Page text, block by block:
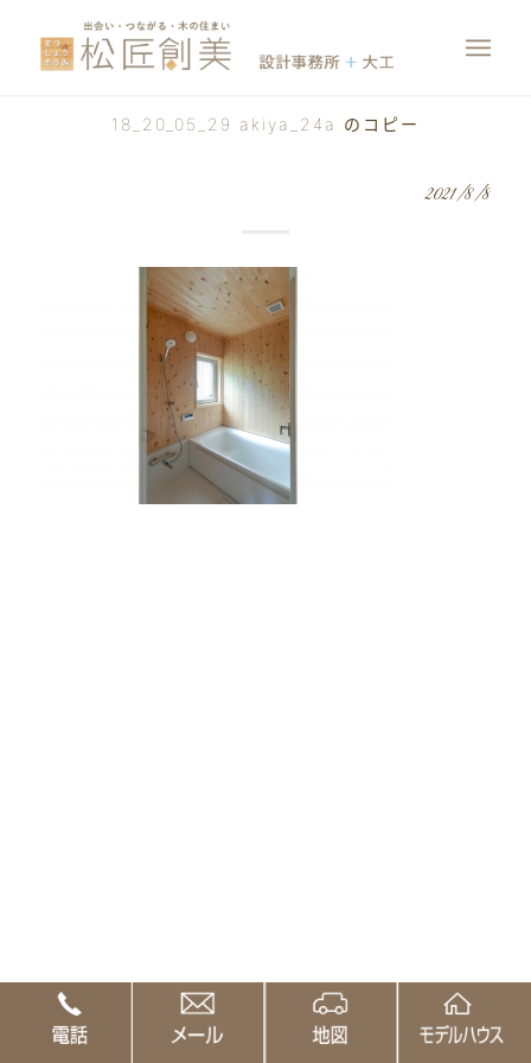
18_20_05_29 akiya_24a のコピー
2021/8/8